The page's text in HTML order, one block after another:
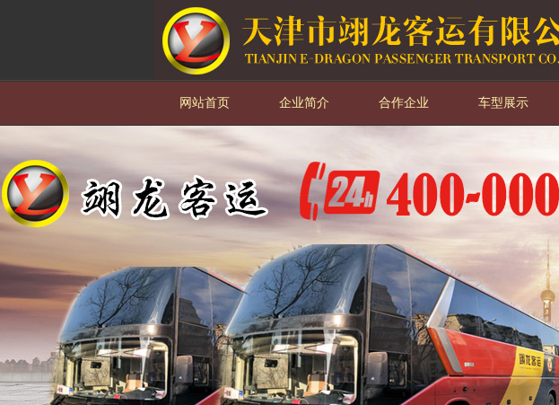
网站首页 企业简介 合作企业 车型展示